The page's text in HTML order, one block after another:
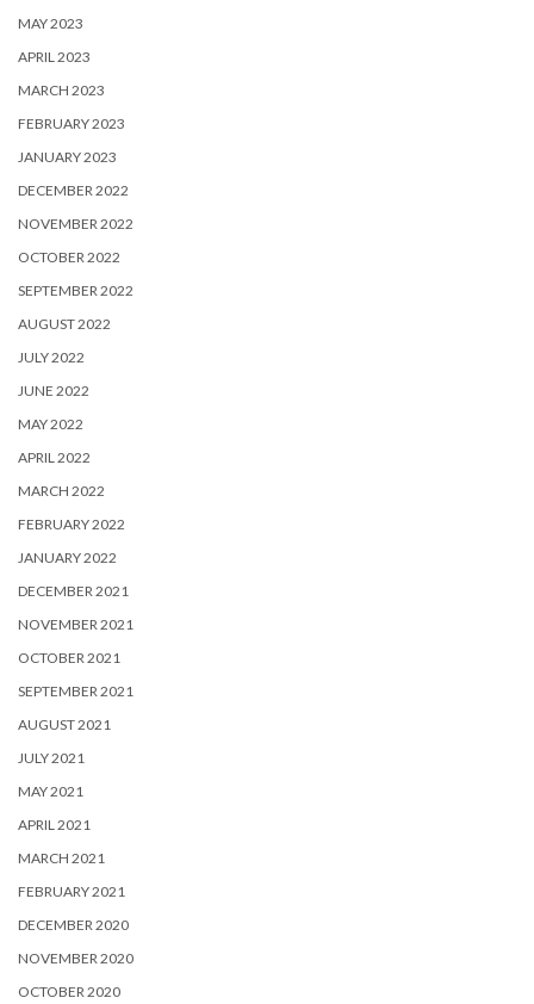
MAY 2023
APRIL 2023
MARCH 2023
FEBRUARY 2023
JANUARY 2023
DECEMBER 2022
NOVEMBER 2022
OCTOBER 2022
SEPTEMBER 2022
AUGUST 2022
JULY 2022
JUNE 2022
MAY 2022
APRIL 2022
MARCH 2022
FEBRUARY 2022
JANUARY 2022
DECEMBER 2021
NOVEMBER 2021
OCTOBER 2021
SEPTEMBER 2021
AUGUST 2021
JULY 2021
MAY 2021
APRIL 2021
MARCH 2021
FEBRUARY 2021
DECEMBER 2020
NOVEMBER 2020
OCTOBER 2020